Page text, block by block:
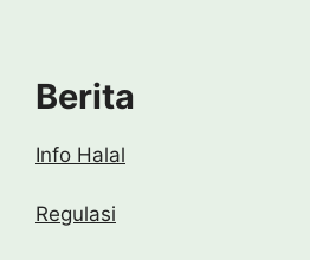
Berita
Info Halal
Regulasi